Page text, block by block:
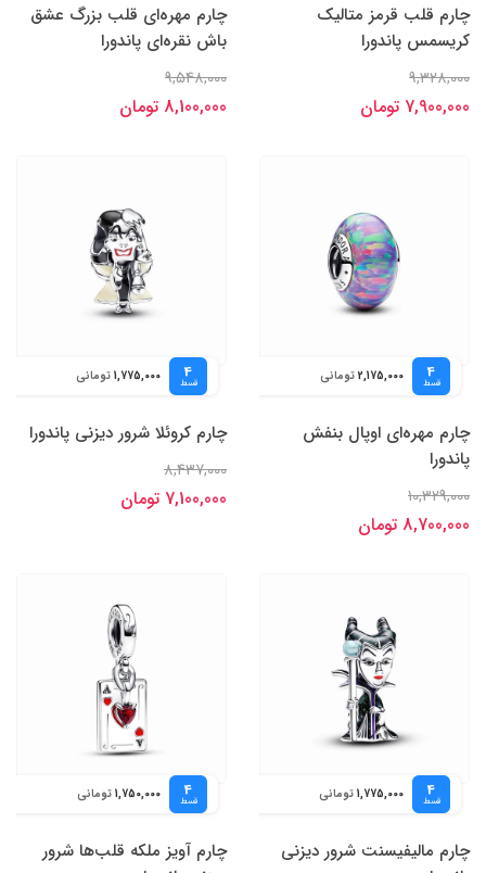
چارم قلب قرمز متالیک
کریسمس پاندورا
9,328,000
7,900,000 تومان
چارم مهره‌ای قلب بزرگ عشق
باش نقره‌ای پاندورا
9,548,000
8,100,000 تومان
4
قسط 2,175,000 تومانی
چارم مهره‌ای اوپال بنفش
پاندورا
10,329,000
8,700,000 تومان
4
قسط 1,775,000 تومانی
چارم کروئلا شرور دیزنی پاندورا
8,437,000
7,100,000 تومان
4
قسط 1,775,000 تومانی
چارم مالیفیسنت شرور دیزنی
4
قسط 1,750,000 تومانی
چارم آویز ملکه قلب‌ها شرور